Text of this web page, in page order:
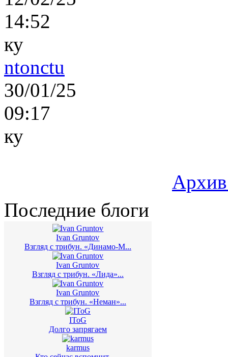
14:52
ку
ntonctu
30/01/25
09:17
ку
Последние блоги
Ivan Gruntov
Взгляд с трибун. «Динамо-М...
Ivan Gruntov
Взгляд с трибун. «Лида»...
Ivan Gruntov
Взгляд с трибун. «Неман»...
IToG
Долго запрягаем
karmus